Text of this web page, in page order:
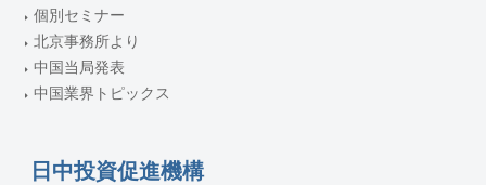
個別セミナー
北京事務所より
中国当局発表
中国業界トピックス
日中投資促進機構